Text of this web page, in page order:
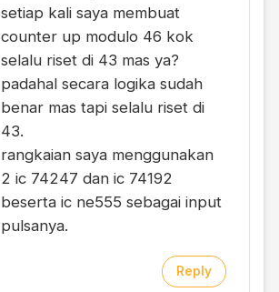
setiap kali saya membuat
counter up modulo 46 kok
selalu riset di 43 mas ya?
padahal secara logika sudah
benar mas tapi selalu riset di
43.
rangkaian saya menggunakan
2 ic 74247 dan ic 74192
beserta ic ne555 sebagai input
pulsanya.
Reply